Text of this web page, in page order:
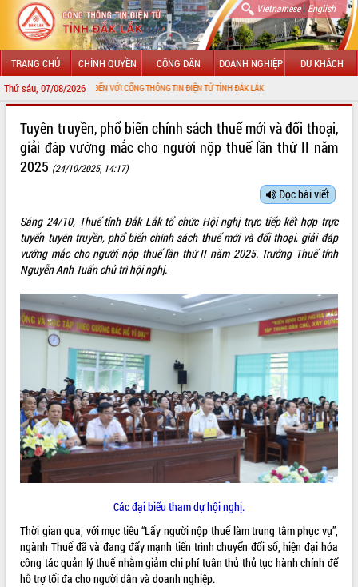
Vietnamese| English
TRANG CHỦ CHÍNH QUYỀN CÔNG DÂN DOANH NGHIỆP DU KHÁCH
Thứ sáu, 07/08/2026
MỪNG ĐẾN VỚI CỔNG THÔNG TIN ĐIỆN TỬ TỈNH ĐẮK LẮK
LÃNH ĐẠO UBND TỈNH
SỞ, BAN, NGÀNH
UBND CÁC XÃ, PHƯỜNG
HỆ THỐNG VĂN BẢN
VĂN BẢN HĐND TỈNH
ĐIỂM TIN VĂN BẢN
QUY HOẠCH - KẾ HOẠCH
Tuyên truyền, phổ biến chính sách thuế mới và đối thoại,
giải đáp vướng mắc cho người nộp thuế lần thứ II năm
2025 (24/10/2025, 14:17)
Đọc bài viết
Sáng 24/10, Thuế tỉnh Đắk Lắk tổ chức Hội nghị trực tiếp kết hợp trực
tuyến tuyên truyền, phổ biến chính sách thuế mới và đối thoại, giải đáp
vướng mắc cho người nộp thuế lần thứ II năm 2025. Trưởng Thuế tỉnh
Nguyễn Anh Tuấn chủ trì hội nghị.
Các đại biểu tham dự hội nghị.
Thời gian qua, với mục tiêu “Lấy người nộp thuế làm trung tâm phục vụ”,
ngành Thuế đã và đang đẩy mạnh tiến trình chuyển đổi số, hiện đại hóa
công tác quản lý thuế nhằm giảm chi phí tuân thủ thủ tục hành chính để
hỗ trợ tối đa cho người dân và doanh nghiệp.